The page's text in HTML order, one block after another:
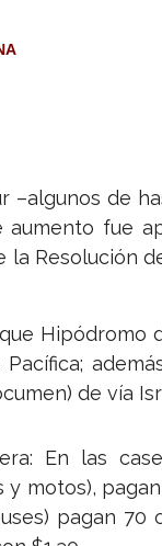
de
aumento fue
Resolución
Hipódromo
de vía
En las
motos),
pagan